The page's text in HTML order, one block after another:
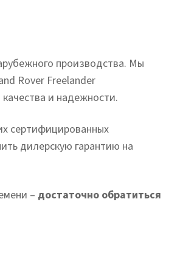
производства. Мы
Rover Freelander
и надежности.
сертифицированных
дилерскую гарантию на
– достаточно обратиться